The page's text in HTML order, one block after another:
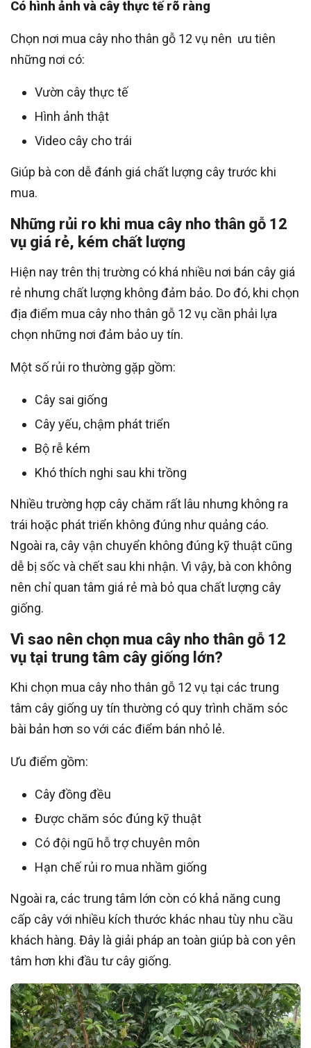
Có hình ảnh và cây thực tế rõ ràng
Chọn nơi mua cây nho thân gỗ 12 vụ nên ưu tiên
những nơi có:
Vườn cây thực tế
Hình ảnh thật
Video cây cho trái
Giúp bà con dễ đánh giá chất lượng cây trước khi
mua.
Những rủi ro khi mua cây nho thân gỗ 12
vụ giá rẻ, kém chất lượng
Hiện nay trên thị trường có khá nhiều nơi bán cây giá
rẻ nhưng chất lượng không đảm bảo. Do đó, khi chọn
địa điểm mua cây nho thân gỗ 12 vụ cần phải lựa
chọn những nơi đảm bảo uy tín.
Một số rủi ro thường gặp gồm:
Cây sai giống
Cây yếu, chậm phát triển
Bộ rễ kém
Khó thích nghi sau khi trồng
Nhiều trường hợp cây chăm rất lâu nhưng không ra
trái hoặc phát triển không đúng như quảng cáo.
Ngoài ra, cây vận chuyển không đúng kỹ thuật cũng
dễ bị sốc và chết sau khi nhận. Vì vậy, bà con không
nên chỉ quan tâm giá rẻ mà bỏ qua chất lượng cây
giống.
Vì sao nên chọn mua cây nho thân gỗ 12
vụ tại trung tâm cây giống lớn?
Khi chọn mua cây nho thân gỗ 12 vụ tại các trung
tâm cây giống uy tín thường có quy trình chăm sóc
bài bản hơn so với các điểm bán nhỏ lẻ.
Ưu điểm gồm:
Cây đồng đều
Được chăm sóc đúng kỹ thuật
Có đội ngũ hỗ trợ chuyên môn
Hạn chế rủi ro mua nhầm giống
Ngoài ra, các trung tâm lớn còn có khả năng cung
cấp cây với nhiều kích thước khác nhau tùy nhu cầu
khách hàng. Đây là giải pháp an toàn giúp bà con yên
tâm hơn khi đầu tư cây giống.